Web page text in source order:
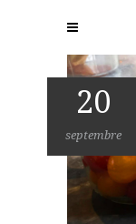
20
septembre